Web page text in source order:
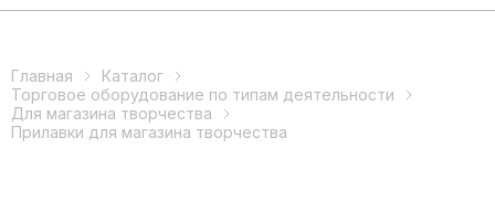
Главная
Каталог
Торговое оборудование по типам деятельности
Для магазина творчества
Прилавки для магазина творчества